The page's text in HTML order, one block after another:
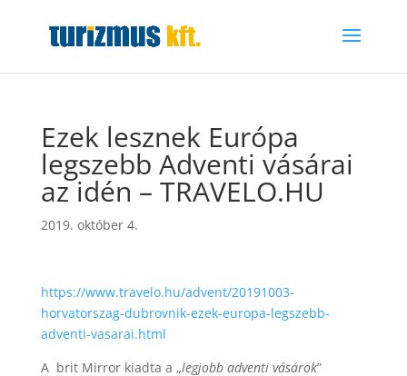
Ezek lesznek Európa
legszebb Adventi vásárai
az idén – TRAVELO.HU
2019. október 4.
https://www.travelo.hu/advent/20191003-
horvatorszag-dubrovnik-ezek-europa-legszebb-
adventi-vasarai.html
A brit Mirror kiadta a „legjobb adventi vásárok”